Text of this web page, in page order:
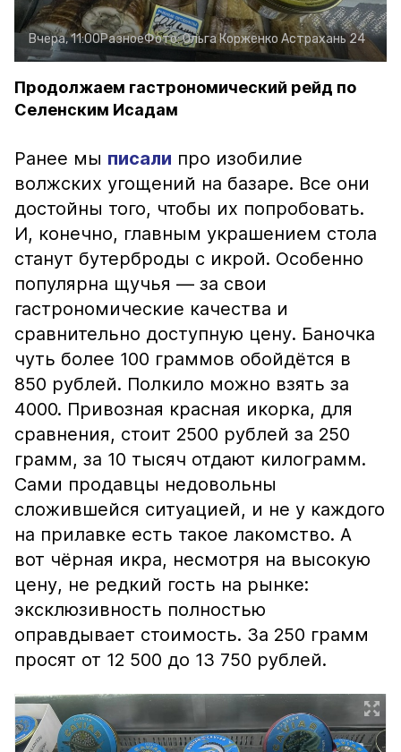
Вчера, 11:00РазноеФото:Ольга Корженко Астрахань 24
Продолжаем гастрономический рейд по
Селенским Исадам
Ранее мы писали про изобилие
волжских угощений на базаре. Все они
достойны того, чтобы их попробовать.
И, конечно, главным украшением стола
станут бутерброды с икрой. Особенно
популярна щучья — за свои
гастрономические качества и
сравнительно доступную цену. Баночка
чуть более 100 граммов обойдётся в
850 рублей. Полкило можно взять за
4000. Привозная красная икорка, для
сравнения, стоит 2500 рублей за 250
грамм, за 10 тысяч отдают килограмм.
Сами продавцы недовольны
сложившейся ситуацией, и не у каждого
на прилавке есть такое лакомство. А
вот чёрная икра, несмотря на высокую
цену, не редкий гость на рынке:
эксклюзивность полностью
оправдывает стоимость. За 250 грамм
просят от 12 500 до 13 750 рублей.